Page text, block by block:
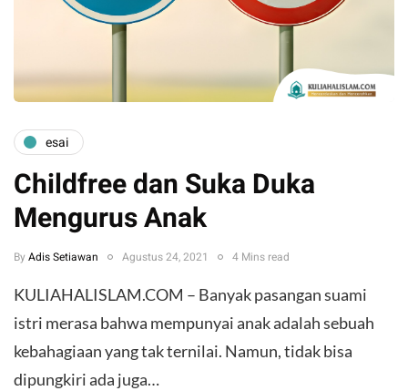
esai
Childfree dan Suka Duka
Mengurus Anak
By Adis Setiawan Agustus 24, 2021 4 Mins read
​KULIAHALISLAM.COM – Banyak pasangan suami
istri merasa bahwa mempunyai anak adalah sebuah
kebahagiaan yang tak ternilai. Namun, tidak bisa
dipungkiri ada juga…